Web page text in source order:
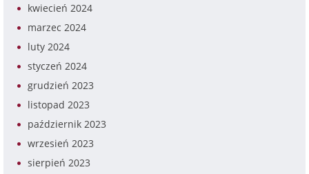
kwiecień 2024
marzec 2024
luty 2024
styczeń 2024
grudzień 2023
listopad 2023
październik 2023
wrzesień 2023
sierpień 2023